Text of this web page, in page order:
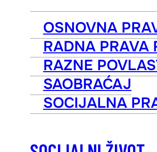
OSNOVNA
RADNA PRAVA
RAZNE
SAOBRAĆAJ
SOCIJALNA